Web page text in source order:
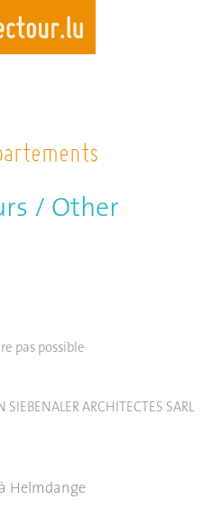
main
/ Other
pas possible
SIEBENALER ARCHITECTES SARL
Helmdange